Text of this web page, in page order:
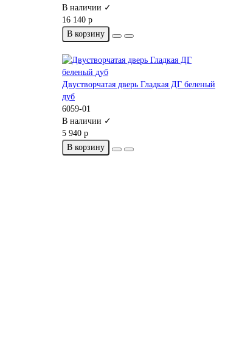
В наличии ✓
16 140 р
В корзину
Двустворчатая дверь Гладкая ДГ беленый
дуб
6059-01
В наличии ✓
5 940 р
В корзину